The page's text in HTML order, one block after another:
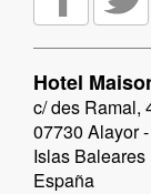
Hotel
c/ des Ramal,
07730 Alayor
Islas Baleares
España